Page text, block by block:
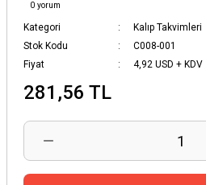
0 yorum
Kategori
Kalıp Takvimleri
Stok Kodu
C008-001
Fiyat
4,92 USD + KDV
281,56 TL